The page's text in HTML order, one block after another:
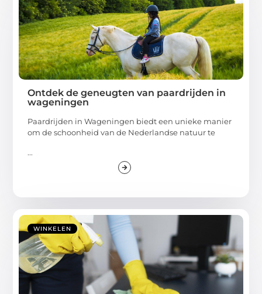
Ontdek de geneugten van paardrijden in
wageningen
Paardrijden in Wageningen biedt een unieke manier
om de schoonheid van de Nederlandse natuur te
...
WINKELEN